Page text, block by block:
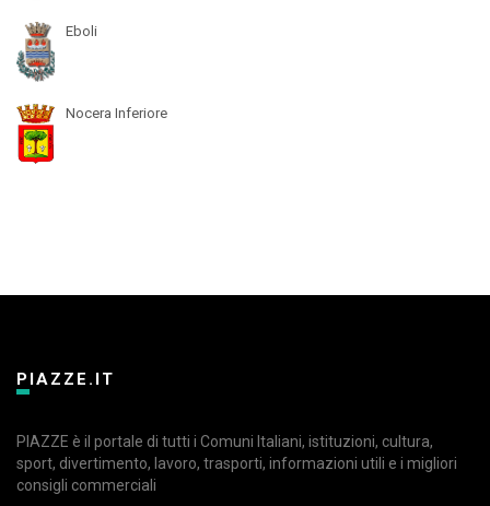
Eboli
Nocera Inferiore
PIAZZE.IT
PIAZZE è il portale di tutti i Comuni Italiani, istituzioni, cultura,
sport, divertimento, lavoro, trasporti, informazioni utili e i migliori
consigli commerciali